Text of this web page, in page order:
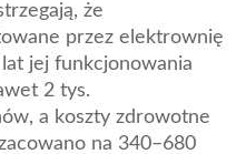
że
przez elektrownię
jej funkcjonowania
2 tys.
a koszty zdrowotne
na 340–680